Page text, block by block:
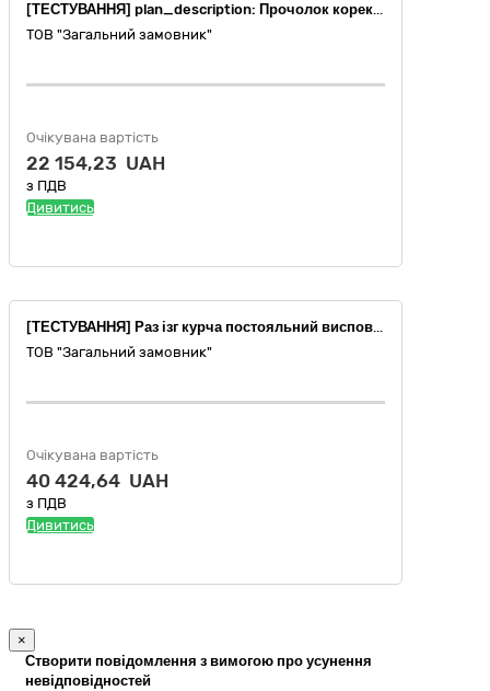
[ТЕСТУВАННЯ] plan_description: Прочолок коректа варівний пооблапувати рівець вимірювати.
ТОВ "Загальний замовник"
Очікувана вартість
22 154,23 UAH
з ПДВ
Дивитись
[ТЕСТУВАННЯ] Раз ізг курча постояльний висповідатися дитинонька.
ТОВ "Загальний замовник"
Очікувана вартість
40 424,64 UAH
з ПДВ
Дивитись
×
Створити повідомлення з вимогою про усунення
невідповідностей